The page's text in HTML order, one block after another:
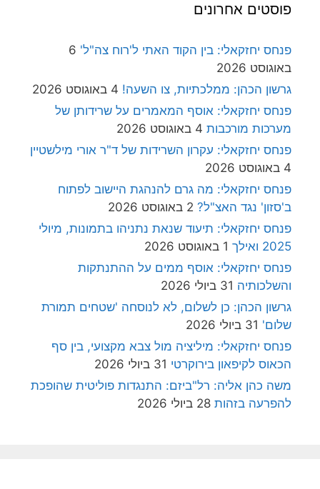
פוסטים אחרונים
פנחס יחזקאלי: בין הקוד האתי ל'רוח צה"ל' 6
באוגוסט 2026
גרשון הכהן: ממלכתיות, צו השעה! 4 באוגוסט 2026
פנחס יחזקאלי: אוסף המאמרים על שרידותן של
מערכות מורכבות 4 באוגוסט 2026
פנחס יחזקאלי: עקרון השרידות של ד"ר אורי מילשטיין
4 באוגוסט 2026
פנחס יחזקאלי: מה גרם להנהגת היישוב לפתוח
ב'סזון' נגד האצ"ל? 2 באוגוסט 2026
פנחס יחזקאלי: תיעוד שנאת נתניהו בתמונות, מיולי
2025 ואילך
1 באוגוסט 2026
פנחס יחזקאלי: אוסף ממים על ההתנתקות
והשלכותיה 31 ביולי 2026
גרשון הכהן: כן לשלום, לא לנוסחה 'שטחים תמורת
שלום' 31 ביולי 2026
פנחס יחזקאלי: מיליציה מול צבא מקצועי, בין סף
הכאוס לקיפאון בירוקרטי 31 ביולי 2026
משה כהן אליה: רל"ביזם: התנגדות פוליטית שהופכת
להפרעה בזהות 28 ביולי 2026